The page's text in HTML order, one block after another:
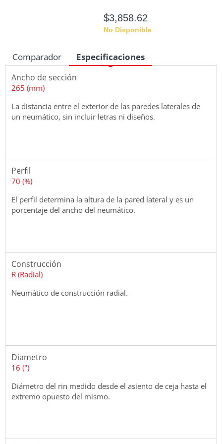
$3,858.62
No Disponible
Comparador Especificaciones
Ancho de sección
265 (mm)
La distancia entre el exterior de las paredes laterales de
un neumático, sin incluir letras ni diseños.
Perfil
70 (%)
El perfil determina la altura de la pared lateral y es un
porcentaje del ancho del neumático.
Construcción
R (Radial)
Neumático de construcción radial.
Diametro
16 (")
Diámetro del rin medido desde el asiento de ceja hasta el
extremo opuesto del mismo.